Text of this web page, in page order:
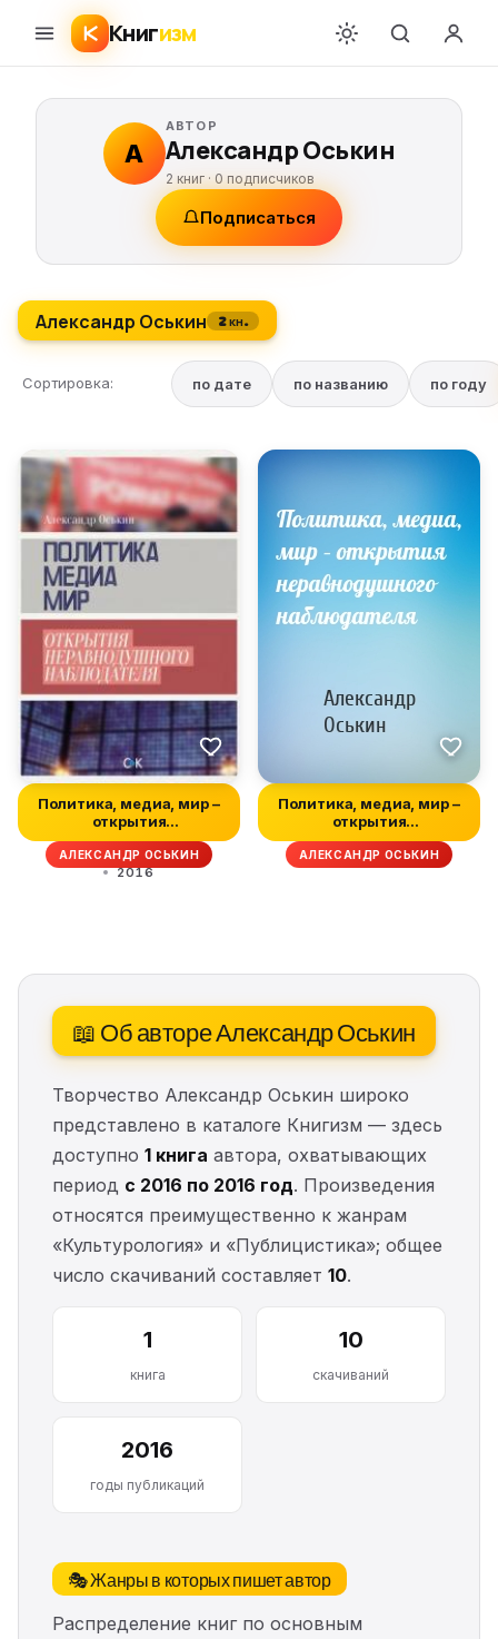
Книгизм
А
АВТОР
Александр Оськин
2 книг · 0 подписчиков
Подписаться
Александр Оськин 2 кн.
Сортировка: по дате по названию по году
Политика, медиа, мир –
открытия
неравнодушного наб...
АЛЕКСАНДР ОСЬКИН
2016
Политика, медиа, мир –
открытия
неравнодушного наб...
АЛЕКСАНДР ОСЬКИН
📖 Об авторе Александр Оськин
Творчество Александр Оськин широко
представлено в каталоге Книгизм — здесь
доступно 1 книга автора, охватывающих
период с 2016 по 2016 год. Произведения
относятся преимущественно к жанрам
«Культурология» и «Публицистика»; общее
число скачиваний составляет 10.
1
книга
10
скачиваний
2016
годы публикаций
🎭 Жанры в которых пишет автор
Распределение книг по основным